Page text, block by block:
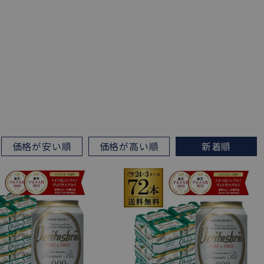
価格が安い順 価格が高い順 新着順